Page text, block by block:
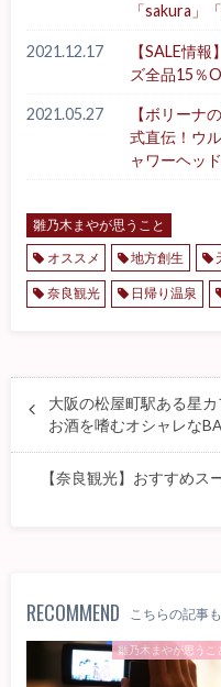
「sakura」
2021.12.17
【SALE情
ズ全品15％
2021.05.27
【ボリーナ
式直伝！ウ
ャワーヘッ
雛乃木まやが思うこと
オススメ
地方創生
奈良観光 日帰り温泉
大阪の松屋町駅ある星
お酒を嗜むオシャレな
【奈良観光】おすすめ
RECOMMEND こちらの記事
雛乃木まやが思うこ